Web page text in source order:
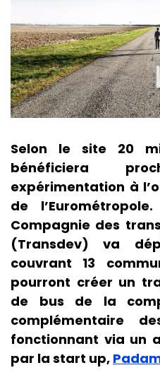
Selon le site 20
bénéficiera
expérimentation à
de
Compagnie des
(Transdev) va
couvrant 13
pourront créer un
de bus de la
complémentaire
fonctionnant via un
par la start up,